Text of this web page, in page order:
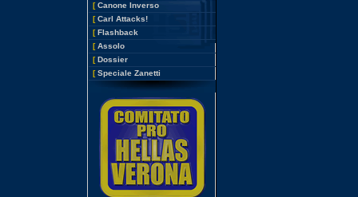
[ Canone Inverso
[ Carl Attacks!
[ Flashback
[ Assolo
[ Dossier
[ Speciale Zanetti